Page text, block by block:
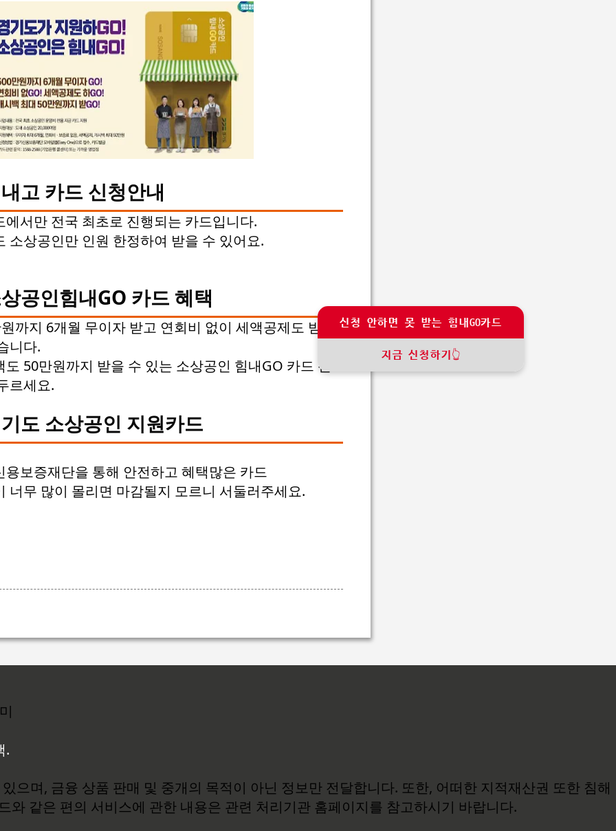
고 카드 신청안내
에서만 전국 최초로 진행되는 카드입니다.
소상공인만 인원 한정하여 받을 수 있어요.
공인힘내GO 카드 혜택
까지 6개월 무이자 받고 연회비 없이 세액공제도 받을
니다.
도 50만원까지 받을 수 있는 소상공인 힘내GO 카드 신
르세요.
도 소상공인 지원카드
용보증재단을 통해 안전하고 혜택많은 카드
너무 많이 몰리면 마감될지 모르니 서둘러주세요.
신청 안하면 못 받는 힘내GO카드
지금 신청하기👆
.
으며, 금융 상품 판매 및 중개의 목적이 아닌 정보만 전달합니다. 또한, 어떠한 지적재산권 또한 침해
와 같은 편의 서비스에 관한 내용은 관련 처리기관 홈페이지를 참고하시기 바랍니다.